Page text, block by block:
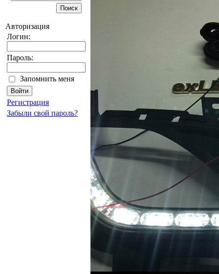
Авторизация
Логин:
Пароль:
Запомнить меня
Регистрация
Забыли свой пароль?